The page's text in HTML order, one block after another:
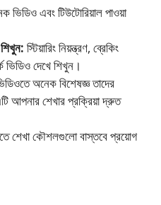
ভিডিও এবং টিউটোরিয়াল পাওয়া
স্টিয়ারিং নিয়ন্ত্রণ, ব্রেকিং
ভিডিও দেখে শিখুন।
অনেক বিশেষজ্ঞ তাদের
আপনার শেখার প্রক্রিয়া দ্রুত
শেখা কৌশলগুলো বাস্তবে প্রয়োগ